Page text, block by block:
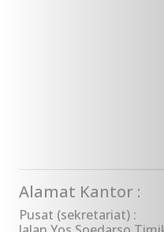
Alamat Kantor :
Pusat (sekretariat) :